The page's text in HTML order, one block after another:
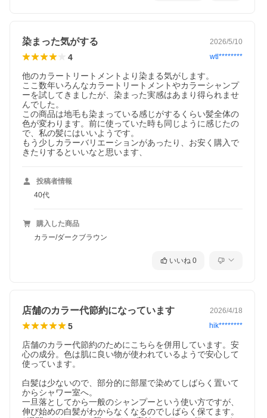
染まった気がする 2026/5/10
4 wtl********
他のカラートリートメントより染まる気がします。
ここ数年いろんなカラートリートメントやカラーシャンプ
ーを試してきましたが、染まった実感はあまり得られませ
んでした。
この商品は地毛も染まっている感じがするくらい髪全体の
色が変わります。前に使っていた時も同じように感じたの
で、私の髪にはいいようです。
もう少しカラーバリエーションがあったり、お安く購入で
きたりするといいなと思います、
投稿者情報
40代
購入した商品
カラー/ダークブラウン
いいね 0
店舗のカラー代節約になっています 2026/4/18
5 hik********
店舗のカラー代節約のためにこちらを併用しています。安
心の成分。色は肌に良い物が使われているようで安心して
使っています。
白髪は少ないので、部分的に部屋で染めてしばらく置いて
からシャワー室へ。
一旦落としてから一般のシャンプーという使い方ですが、
伸び始めの白髪がわからなくなるのでしばらく保てます。